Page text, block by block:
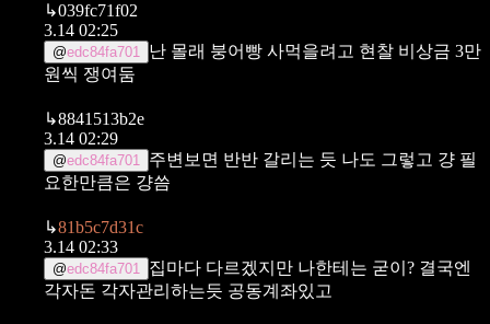
↳039fc71f02
3.14 02:25
@edc84fa701
난 몰래 붕어빵 사먹을려고 현찰 비상금 3만
원씩 쟁여둠
↳8841513b2e
3.14 02:29
@edc84fa701
주변보면 반반 갈리는 듯 나도 그렇고 걍 필
요한만큼은 걍씀
↳81b5c7d31c
3.14 02:33
@edc84fa701
집마다 다르겠지만 나한테는 굳이? 결국엔
각자돈 각자관리하는듯 공동계좌있고